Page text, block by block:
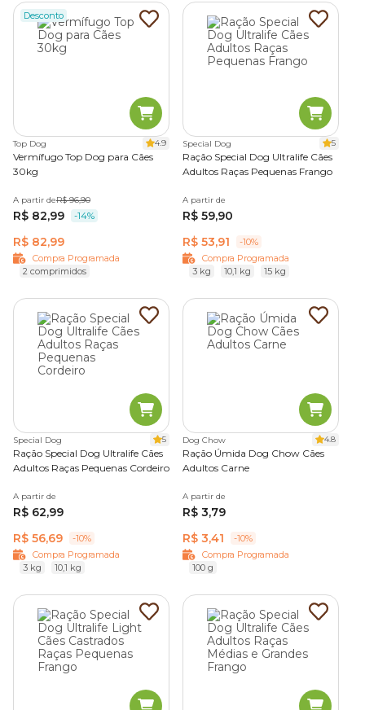
Desconto
Top Dog 4.9
Vermífugo Top Dog para Cães
30kg
A partir deR$ 96,90
R$ 82,99 -14%
R$ 82,99
Compra Programada
2 comprimidos
Special Dog 5
Ração Special Dog Ultralife Cães
Adultos Raças Pequenas Frango
A partir de
R$ 59,90
R$ 53,91
-10%
Compra Programada
3 kg
10,1 kg 15 kg
Special Dog 5
Ração Special Dog Ultralife Cães
Adultos Raças Pequenas Cordeiro
A partir de
R$ 62,99
R$ 56,69
-10%
Compra Programada
3 kg
10,1 kg
Dog Chow 4.8
Ração Úmida Dog Chow Cães
Adultos Carne
A partir de
R$ 3,79
R$ 3,41
-10%
Compra Programada
100 g